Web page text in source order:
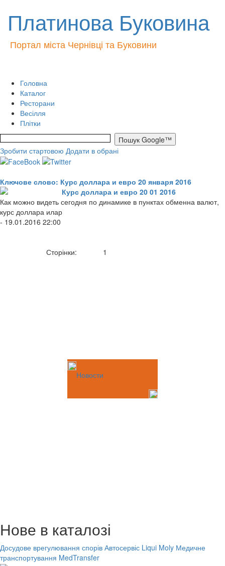
Платинова Буковина
Портал міста Чернівці та Буковини
Головна
Каталог
Ресторани
Весілля
Плітки
Зробити стартовою Додати в обрані
Ключове слово: Курс доллара и евро 20 января 2016
Курс доллара и евро 20 01 2016
Как можно видеть сегодня по динамике в пунктах обменна валют,
курс доллара илар
- 19.01.2016 22:00
Сторінки: 1
Новости
Нове в каталозі
Досудове врегулювання спорів Автосервіс Liqui Moly Медичне
транспортування MedTransfer